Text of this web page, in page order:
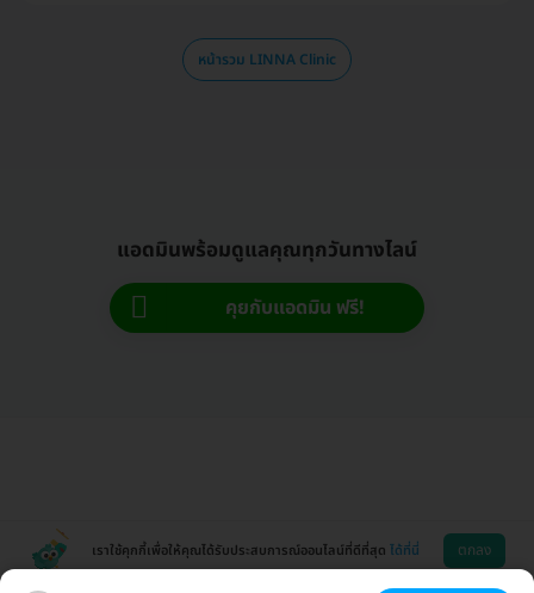
หน้ารวม LINNA Clinic
แอดมินพร้อมดูแลคุณทุกวันทางไลน์
คุยกับแอดมิน ฟรี!
เราใช้คุกกี้เพื่อให้คุณได้รับประสบการณ์ออนไลน์ที่ดีที่สุด ได้ที่นี่ ตกลง